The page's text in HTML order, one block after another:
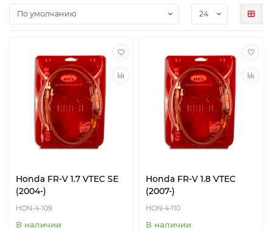
Honda FR-V 1.7 VTEC SE
(2004-)
HON-4-109
В наличии
Honda FR-V 1.8 VTEC
(2007-)
HON-4-110
В наличии